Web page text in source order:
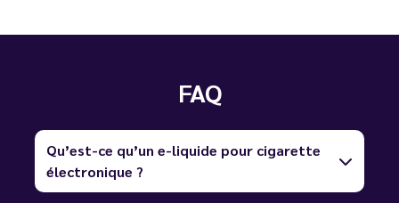
FAQ
Qu’est-ce qu’un e-liquide pour cigarette
électronique ?